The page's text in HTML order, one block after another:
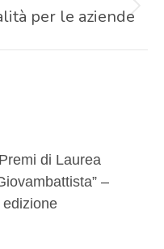
per le aziende
di Laurea
–